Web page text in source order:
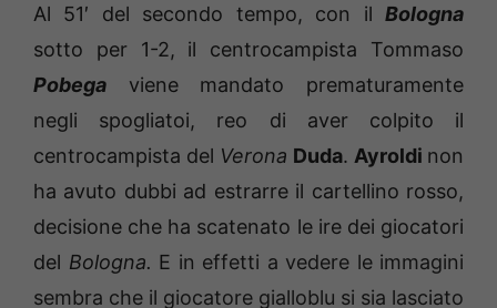
Al 51′ del secondo tempo, con il Bologna
sotto per 1-2, il centrocampista Tommaso
Pobega viene mandato prematuramente
negli spogliatoi, reo di aver colpito il
centrocampista del Verona Duda. Ayroldi non
ha avuto dubbi ad estrarre il cartellino rosso,
decisione che ha scatenato le ire dei giocatori
del Bologna. E in effetti a vedere le immagini
sembra che il giocatore gialloblu si sia lasciato